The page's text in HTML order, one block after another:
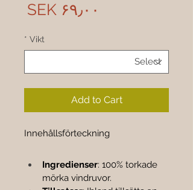
‎SEK ۶۹٫۰۰
Vikt
*
Add to Cart
Innehållsförteckning
Ingredienser: 100% torkade
mörka vindruvor.